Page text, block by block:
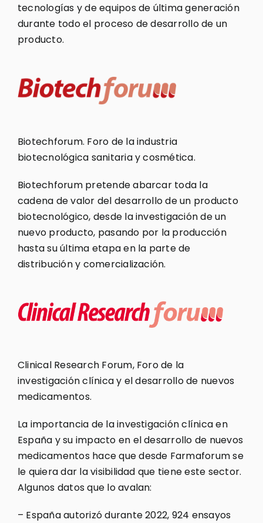
tecnologías y de equipos de última generación
durante todo el proceso de desarrollo de un
producto.
Biotechforum. Foro de la industria
biotecnológica sanitaria y cosmética.
Biotechforum pretende abarcar toda la
cadena de valor del desarrollo de un producto
biotecnológico, desde la investigación de un
nuevo producto, pasando por la producción
hasta su última etapa en la parte de
distribución y comercialización.
Clinical Research Forum, Foro de la
investigación clínica y el desarrollo de nuevos
medicamentos.
La importancia de la investigación clínica en
España y su impacto en el desarrollo de nuevos
medicamentos hace que desde Farmaforum se
le quiera dar la visibilidad que tiene este sector.
Algunos datos que lo avalan:
– España autorizó durante 2022, 924 ensayos